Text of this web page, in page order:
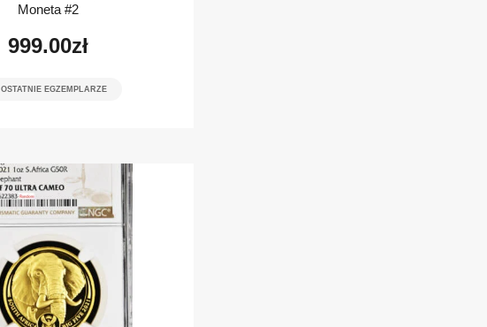
Moneta #2
999.00zł
OSTATNIE EGZEMPLARZE